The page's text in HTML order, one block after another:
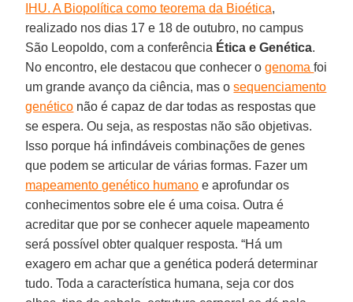
IHU. A Biopolítica como teorema da Bioética,
realizado nos dias 17 e 18 de outubro, no campus
São Leopoldo, com a conferência Ética e Genética.
No encontro, ele destacou que conhecer ogenomafoi
um grande avanço da ciência, mas osequenciamento
genético não é capaz de dar todas as respostas que
se espera. Ou seja, as respostas não são objetivas.
Isso porque há infindáveis combinações de genes
que podem se articular de várias formas. Fazer um
mapeamento genético humano e aprofundar os
conhecimentos sobre ele é uma coisa. Outra é
acreditar que por se conhecer aquele mapeamento
será possível obter qualquer resposta. “Há um
exagero em achar que a genética poderá determinar
tudo. Toda a característica humana, seja cor dos